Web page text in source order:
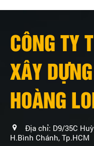
CÔNG TY
XÂY
HOÀNG
Địa chỉ: D9/35C
H.Bình Chánh, Tp.HCM